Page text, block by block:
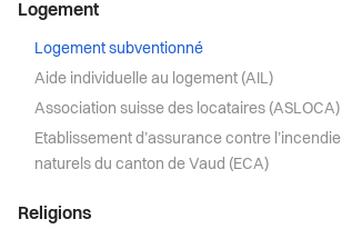
Logement
Logement subventionné
Aide individuelle au logement (AIL)
Association suisse des locataires (ASLOCA)
Etablissement d’assurance contre
naturels du canton de Vaud (ECA)
Religions